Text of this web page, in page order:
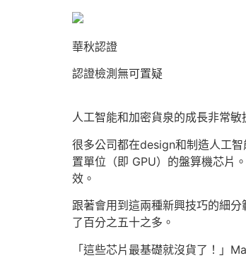
華秋認證
認證檢測無可置疑
人工智能和加密貨泉的成長非常
很多公司都在design和制造人工
置單位（即 GPU）的盤算機芯片
效。
跟著會用到這兩種新興技巧的細
了百分之五十之多。
「這些芯片最基礎就沒貨了！」